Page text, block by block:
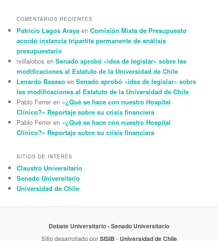
COMENTARIOS RECIENTES
Patricio Lagos Araya enComisión Mixta de Presupuesto
acordó instancia tripartita permanente de análisis
presupuestario
rvillalobos enSenado aprobó «idea de legislar» sobre las
modificaciones al Estatuto de la Universidad de Chile
Lenardo Basaso enSenado aprobó «idea de legislar» sobre
las modificaciones al Estatuto de la Universidad de Chile
Pablo Ferrer en «¿Qué se hace con nuestro Hospital
Clínico?» Reportaje sobre su crisis financiera
Pablo Ferrer en «¿Qué se hace con nuestro Hospital
Clínico?» Reportaje sobre su crisis financiera
SITIOS DE INTERÉS
Claustro Universitario
Senado Universitario
Universidad de Chile
Debate Universitario- Senado Universitario
Sitio desarrollado porSISIB - Universidad de Chile